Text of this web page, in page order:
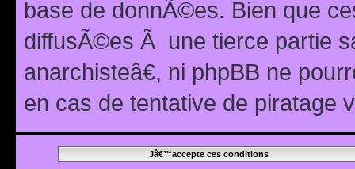
base de donnÃ©es. Bien que
diffusÃ©es Ã une tierce partie
anarchisteâ€, ni phpBB ne
en cas de tentative de piratage